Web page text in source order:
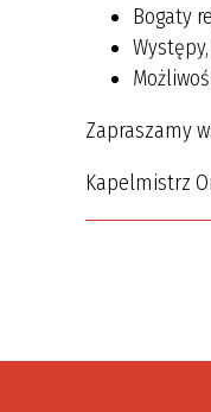
Bogaty
Zapraszamy
Kapelmistrz